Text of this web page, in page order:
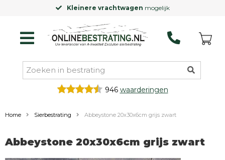
Kleinere vrachtwagen mogelijk
946 waarderingen
Home Sierbestrating Abbeystone 20x30x6cm grijs zwart
Abbeystone 20x30x6cm grijs zwart